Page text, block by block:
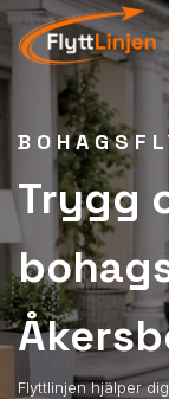
Trygg
Flyttlinjen hjälper